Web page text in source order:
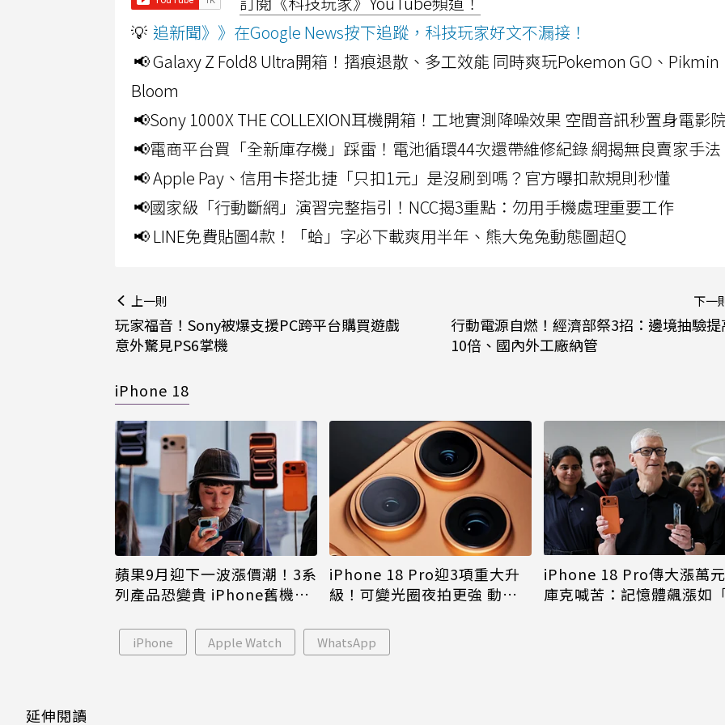
💡 追新聞》》在Google News按下追蹤，科技玩家好文不漏接！
📢 Galaxy Z Fold8 Ultra開箱！摺痕退散、多工效能 同時爽玩Pokemon GO、Pikmin
Bloom
📢Sony 1000X THE COLLEXION耳機開箱！工地實測降噪效果 空間音訊秒置身電影
📢電商平台買「全新庫存機」踩雷！電池循環44次還帶維修紀錄 網揭無良賣家手法
📢 Apple Pay、信用卡搭北捷「只扣1元」是沒刷到嗎？官方曝扣款規則秒懂
📢國家級「行動斷網」演習完整指引！NCC揭3重點：勿用手機處理重要工作
📢 LINE免費貼圖4款！「蛤」字必下載爽用半年、熊大兔兔動態圖超Q
上一則
玩家福音！Sony被爆支援PC跨平台購買遊戲
意外驚見PS6掌機
下一
行動電源自燃！經濟部祭3招：邊境抽驗提
10倍、國內外工廠納管
iPhone 18
蘋果9月迎下一波漲價潮！3系
列產品恐變貴 iPhone舊機難
iPhone 18 Pro迎3項重大升
級！可變光圈夜拍更強 動態
iPhone 18 Pro傳大漲萬元
庫克喊苦：記憶體飆漲如
iPhone Apple Watch WhatsApp
延伸閱讀